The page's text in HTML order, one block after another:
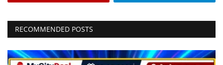
RECOMMENDED POSTS